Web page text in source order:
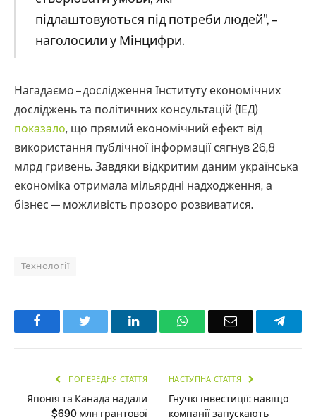
підлаштовуються під потреби людей”, –
наголосили у Мінцифри.
Нагадаємо – дослідження Інституту економічних
досліджень та політичних консультацій (ІЕД)
показало, що прямий економічний ефект від
використання публічної інформації сягнув 26,8
млрд гривень. Завдяки відкритим даним українська
економіка отримала мільярдні надходження, а
бізнес — можливість прозоро розвиватися.
Технології
Facebook LinkedInWhatsAppEmail
ПОПЕРЕДНЯ СТАТТЯ
Японія та Канада надали
$690 млн грантової
НАСТУПНА СТАТТЯ
Гнучкі інвестиції: навіщо
компанії запускають